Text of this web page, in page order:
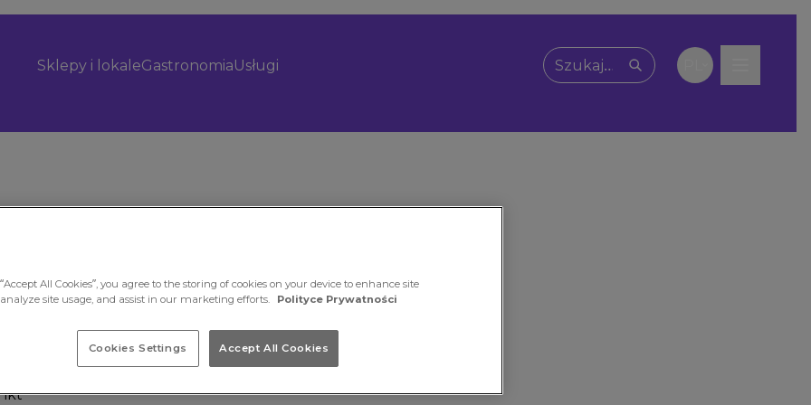
Sklepy i lokaleGastronomiaUsługi
Wpisz, czego szukasz
All Cookies”, you agree to the storing of cookies on your device to enhance site
site usage, and assist in our marketing efforts.
Polityce Prywatności
Cookies Settings Accept All Cookies